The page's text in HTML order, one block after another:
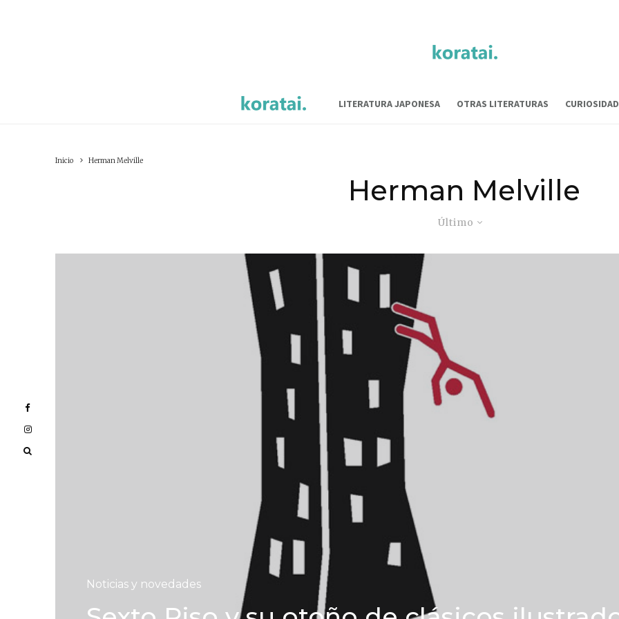
LITERATURA JAPONESA OTRAS LITERATURAS
Inicio Herman Melville
Herman Melville
Último
Noticias y novedades